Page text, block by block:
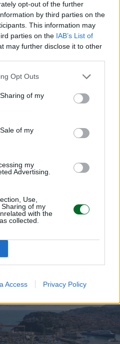
opt-out of the further
by third parties on the
This information may
parties on the IAB’s List of
may further disclose it to other
Opt Outs
of my
of my
my
Advertising.
Use,
of my
with the
collected.
Access Privacy Policy
preferita
ANCHE